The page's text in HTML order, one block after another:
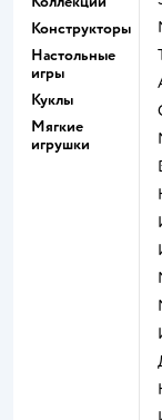
Конструкторы
Настольные
игры
Куклы
Мягкие
игрушки